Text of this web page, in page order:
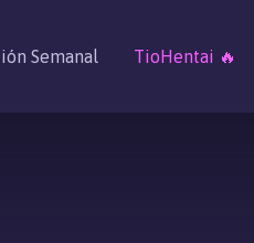
Semanal TioHentai 🔥